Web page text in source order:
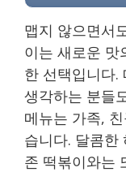
맵지 않으면서
이는 새로운 맛
한 선택입니다.
생각하는 분들
메뉴는 가족,
습니다. 달콤한
존 떡볶이와는